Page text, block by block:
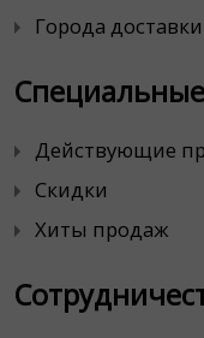
Города доставки
Действующие
Скидки
Хиты продаж